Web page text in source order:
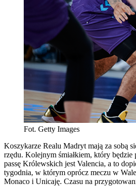
Fot. Getty Images
Koszykarze Realu Madryt mają za sobą
rzędu. Kolejnym śmiałkiem, który będzie
passę Królewskich jest Valencia, a to
tygodnia, w którym oprócz meczu w
Monaco i Unicaję. Czasu na